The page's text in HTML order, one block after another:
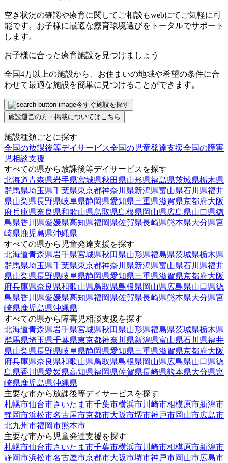
空き状況の確認や療育に関してご相談もwebにてご気軽に可
能です。お子様に最適な療育環境選びをトータルでサポート
します。
お子様に合った療育施設を見つけましょう
全国4万以上の施設から、お住まいの地域や希望の条件に合
わせて最適な施設を簡単に見つけることができます。
今すぐ施設を探す
施設運営の方・掲載についてはこちら
施設種類ごとに探す
全国の放課後等デイサービス全国の児童発達支援全国の障害
児相談支援
すべての県から放課後等デイサービスを探す
北海道青森県岩手県宮城県秋田県山形県福島県茨城県栃木県
群馬県埼玉県千葉県東京都神奈川県新潟県富山県石川県福井
県山梨県長野県岐阜県静岡県愛知県三重県滋賀県京都府大阪
府兵庫県奈良県和歌山県鳥取県島根県岡山県広島県山口県徳
島県香川県愛媛県高知県福岡県佐賀県長崎県熊本県大分県宮
崎県鹿児島県沖縄県
すべての県から児童発達支援を探す
北海道青森県岩手県宮城県秋田県山形県福島県茨城県栃木県
群馬県埼玉県千葉県東京都神奈川県新潟県富山県石川県福井
県山梨県長野県岐阜県静岡県愛知県三重県滋賀県京都府大阪
府兵庫県奈良県和歌山県鳥取県島根県岡山県広島県山口県徳
島県香川県愛媛県高知県福岡県佐賀県長崎県熊本県大分県宮
崎県鹿児島県沖縄県
すべての県から障害児相談支援を探す
北海道青森県岩手県宮城県秋田県山形県福島県茨城県栃木県
群馬県埼玉県千葉県東京都神奈川県新潟県富山県石川県福井
県山梨県長野県岐阜県静岡県愛知県三重県滋賀県京都府大阪
府兵庫県奈良県和歌山県鳥取県島根県岡山県広島県山口県徳
島県香川県愛媛県高知県福岡県佐賀県長崎県熊本県大分県宮
崎県鹿児島県沖縄県
主要な市から放課後等デイサービスを探す
札幌市仙台市さいたま市千葉市横浜市川崎市相模原市新潟市
静岡市浜松市名古屋市京都市大阪市堺市神戸市岡山市広島市
北九州市福岡市熊本市
主要な市から児童発達支援を探す
札幌市仙台市さいたま市千葉市横浜市川崎市相模原市新潟市
静岡市浜松市名古屋市京都市大阪市堺市神戸市岡山市広島市